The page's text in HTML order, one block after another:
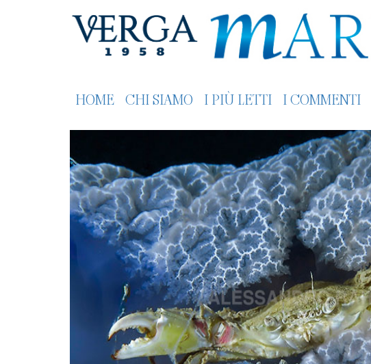
HOME CHI SIAMO I PIÙ LETTI I COMMENTI